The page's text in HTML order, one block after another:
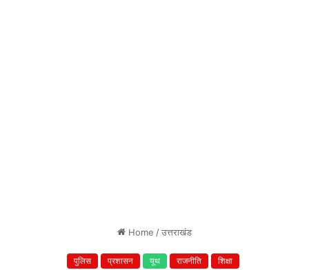
Home /उत्तराखंड
पुलिस प्रशासन यूथ राजनीति शिक्षा